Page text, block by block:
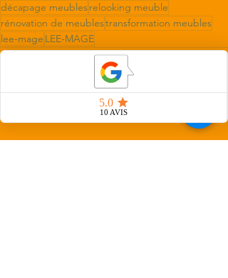
décapage meublesrelooking meuble
rénovation de meublestransformation meubles
lee-mage LEE-MAGE